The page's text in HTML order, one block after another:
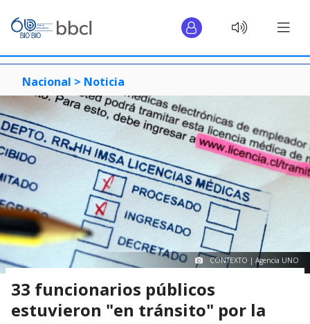
Nacional > Noticia
CONTEXTO | Agencia UNO
33 funcionarios públicos
estuvieron "en tránsito" por la